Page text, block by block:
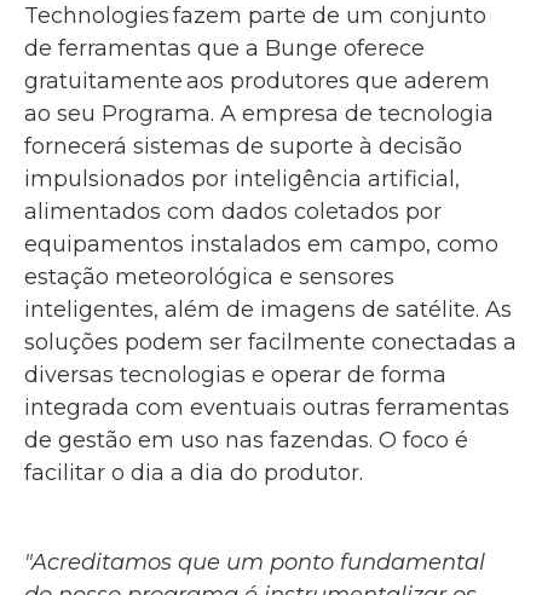
Technologies fazem parte de um conjunto
de ferramentas que a Bunge oferece
gratuitamente aos produtores que aderem
ao seu Programa. A empresa de tecnologia
fornecerá sistemas de suporte à decisão
impulsionados por inteligência artificial,
alimentados com dados coletados por
equipamentos instalados em campo, como
estação meteorológica e sensores
inteligentes, além de imagens de satélite. As
soluções podem ser facilmente conectadas a
diversas tecnologias e operar de forma
integrada com eventuais outras ferramentas
de gestão em uso nas fazendas. O foco é
facilitar o dia a dia do produtor.
"Acreditamos que um ponto fundamental